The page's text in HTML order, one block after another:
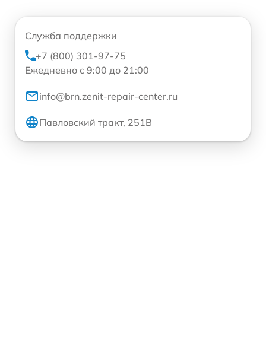
Служба поддержки
+7 (800) 301-97-75
Ежедневно с 9:00 до 21:00
info@brn.zenit-repair-center.ru
Павловский тракт, 251В